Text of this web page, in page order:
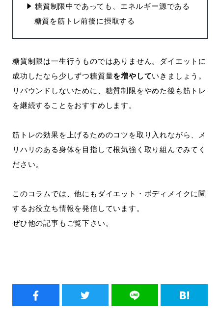
糖質制限中であっても、エネルギー源である
糖質を筋トレ前後に摂取する
糖質制限は一生行うものではありません。ダイエットに
成功したなら少しずつ糖質量を増やしていきましょう。
リバウンドしないために、糖質制限をやめた後も筋トレ
を継続することをおすすめします。
筋トレの効果を上げるためのコツを取り入れながら、メ
リハリのある身体を目指して根気強く取り組んでみてく
ださい。
このコラムでは、他にもダイエット・ボディメイクに関
するお役立ち情報を発信しています。
ぜひ他の記事もご覧下さい。